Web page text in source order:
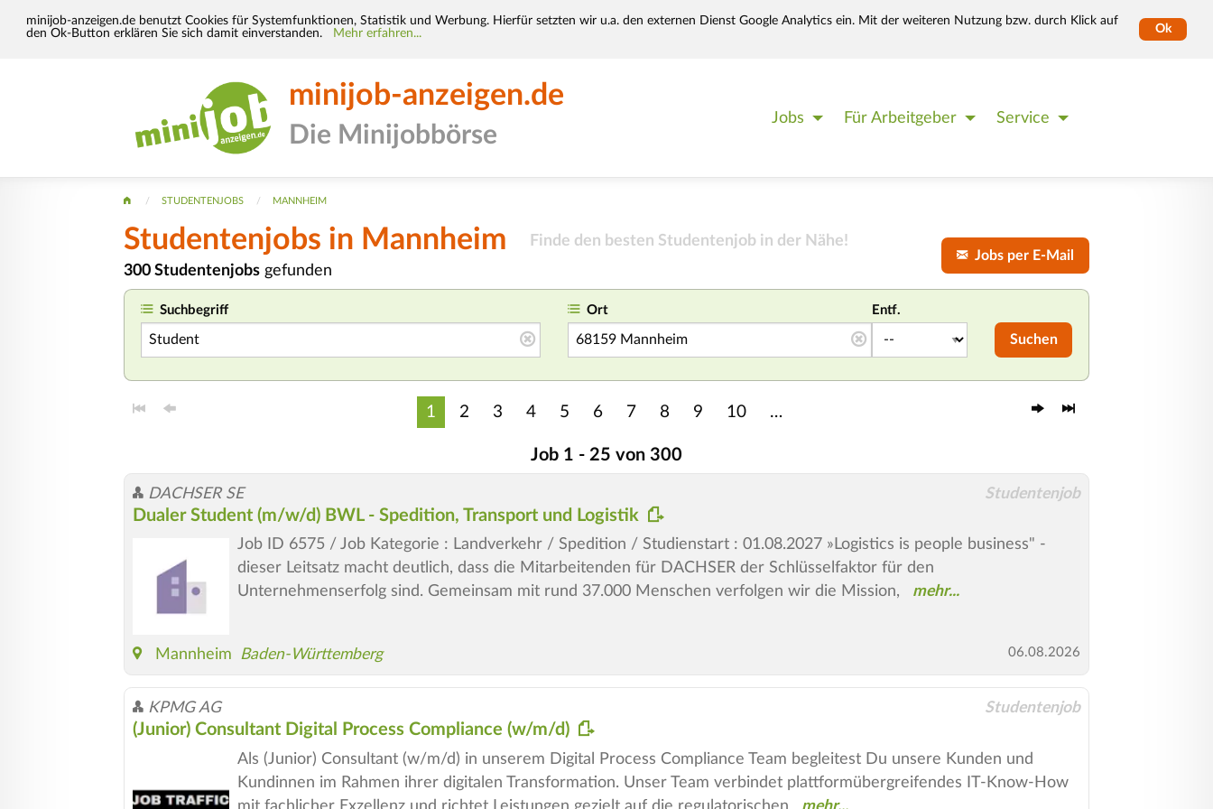
minijob-anzeigen.de benutzt Cookies für Systemfunktionen, Statistik und Werbung. Hierfür setzten wir u.a. den externen Dienst Google Analytics ein. Mit der weiteren Nutzung bzw. durch Klick auf
den Ok-Button erklären Sie sich damit einverstanden.
Mehr erfahren... Ok
minijob-anzeigen.de
Die Minijobbörse
Jobs Für Arbeitgeber Service
STUDENTENJOBS MANNHEIM
Studentenjobs in Mannheim Finde den besten Studentenjob in der Nähe!
300 Studentenjobs gefunden
Jobs per E-Mail
Suchbegriff Ort Entf.
Suchen
1 2 3 4 5 6 7 8 9 10
Job 1 - 25 von 300
DACHSER SE Studentenjob
Dualer Student (m/w/d) BWL - Spedition, Transport und Logistik
Job ID 6575 / Job Kategorie : Landverkehr / Spedition / Studienstart : 01.08.2027 »Logistics is people business" -
dieser Leitsatz macht deutlich, dass die Mitarbeitenden für DACHSER der Schlüsselfaktor für den
Unternehmenserfolg sind. Gemeinsam mit rund 37.000 Menschen verfolgen wir die Mission,
Mannheim Baden-Württemberg 06.08.2026
KPMG AG Studentenjob
(Junior) Consultant Digital Process Compliance (w/m/d)
Als (Junior) Consultant (w/m/d) in unserem Digital Process Compliance Team begleitest Du unsere Kunden und
Kundinnen im Rahmen ihrer digitalen Transformation. Unser Team verbindet plattformübergreifendes IT-Know-How
mit fachlicher Exzellenz und richtet Leistungen gezielt auf die regulatorischen